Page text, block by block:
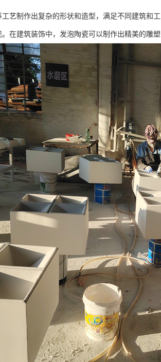
艺制作出复杂的形状和造型，满足不同建筑和
在建筑装饰中，发泡陶瓷可以制作出精美的雕